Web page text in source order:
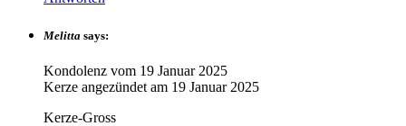
Melitta says:
Kondolenz vom 19 Januar 2025
Kerze angezündet am 19 Januar 2025
Kerze-Gross